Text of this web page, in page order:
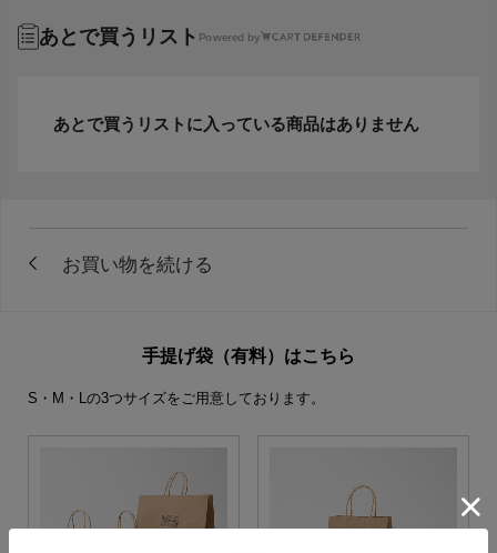
あとで買うリスト Powered by
あとで買うリストに入っている商品はありません
手提げ袋（有料）はこちら
S・M・Lの3つサイズをご用意しております。